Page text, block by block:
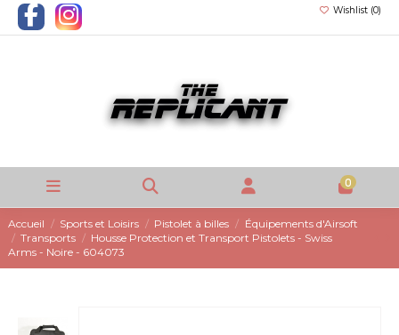
Wishlist (0)
0
Accueil Sports et Loisirs Pistolet à billes
Équipements d'Airsoft
Transports
Housse Protection et Transport Pistolets - Swiss
Arms - Noire - 604073